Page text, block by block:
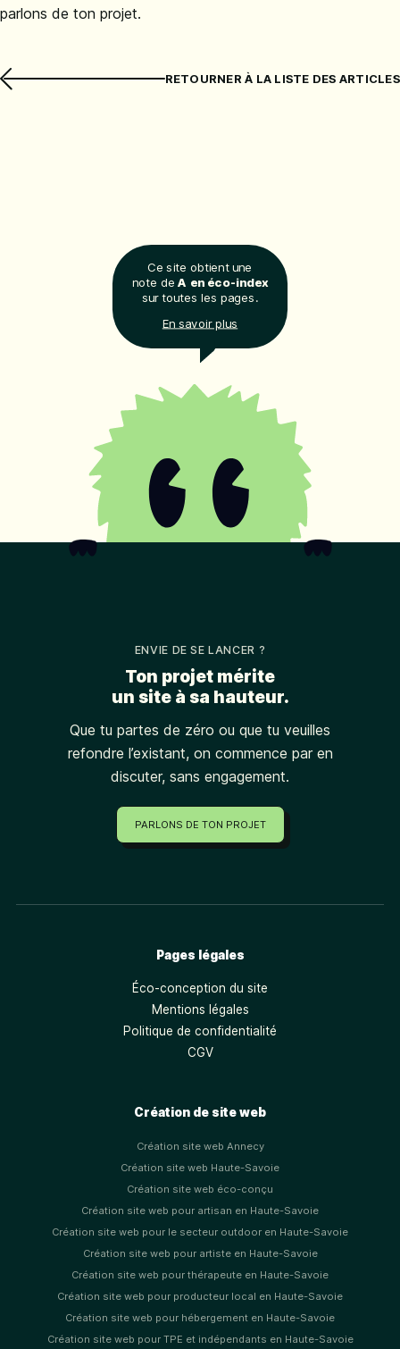
parlons de ton projet.
RETOURNER À LA LISTE DES ARTICLES
Ce site obtient une
note deA en éco-index
sur toutes les pages.
En savoir plus
ENVIE DE SE LANCER ?
Ton projet mérite
un site à sa hauteur.
Que tu partes de zéro ou que tu veuilles
refondre l’existant, on commence par en
discuter, sans engagement.
PARLONS DE TON PROJET
Pages légales
Éco-conception du site
Mentions légales
Politique de confidentialité
CGV
Création de site web
Création site web Annecy
Création site web Haute-Savoie
Création site web éco-conçu
Création site web pour artisan en Haute-Savoie
Création site web pour le secteur outdoor en Haute-Savoie
Création site web pour artiste en Haute-Savoie
Création site web pour thérapeute en Haute-Savoie
Création site web pour producteur local en Haute-Savoie
Création site web pour hébergement en Haute-Savoie
Création site web pour TPE et indépendants en Haute-Savoie